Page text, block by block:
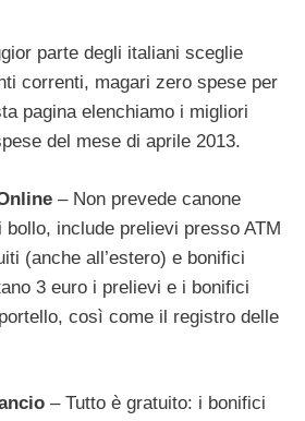
parte degli italiani sceglie
correnti, magari zero spese per
pagina elenchiamo i migliori
del mese di aprile 2013.
– Non prevede canone
bollo, include prelievi presso ATM
(anche all’estero) e bonifici
3 euro i prelievi e i bonifici
così come il registro delle
– Tutto è gratuito: i bonifici